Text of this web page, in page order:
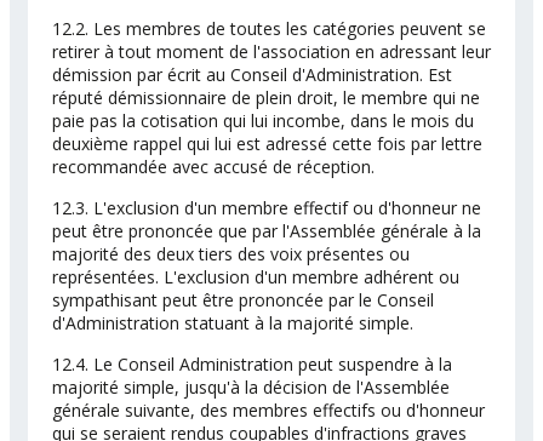
12.2. Les membres de toutes les catégories peuvent se
retirer à tout moment de l'association en adressant leur
démission par écrit au Conseil d'Administration. Est
réputé démissionnaire de plein droit, le membre qui ne
paie pas la cotisation qui lui incombe, dans le mois du
deuxième rappel qui lui est adressé cette fois par lettre
recommandée avec accusé de réception.
12.3. L'exclusion d'un membre effectif ou d'honneur ne
peut être prononcée que par l'Assemblée générale à la
majorité des deux tiers des voix présentes ou
représentées. L'exclusion d'un membre adhérent ou
sympathisant peut être prononcée par le Conseil
d'Administration statuant à la majorité simple.
12.4. Le Conseil Administration peut suspendre à la
majorité simple, jusqu'à la décision de l'Assemblée
générale suivante, des membres effectifs ou d'honneur
qui se seraient rendus coupables d'infractions graves